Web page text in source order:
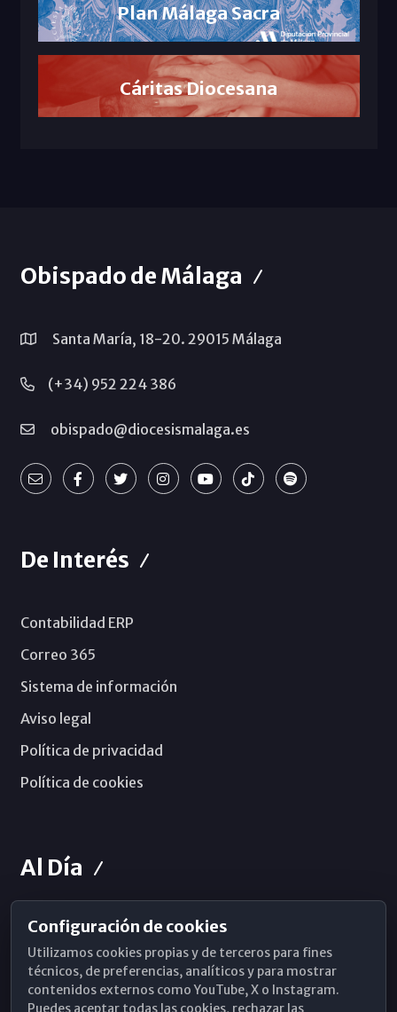
Plan Málaga Sacra
Cáritas Diocesana
Obispado de Málaga
Santa María, 18-20. 29015 Málaga
(+34) 952 224 386
obispado@diocesismalaga.es
De Interés
Contabilidad ERP
Correo 365
Sistema de información
Aviso legal
Política de privacidad
Política de cookies
Al Día
Horarios de Misa
Hemeroteca
WhatsApp
Configuración de cookies
Utilizamos cookies propias y de terceros para fines
técnicos, de preferencias, analíticos y para mostrar
contenidos externos como YouTube, X o Instagram.
Puedes aceptar todas las cookies, rechazar las